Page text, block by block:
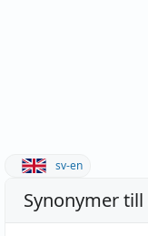
sv-en
Synonymer till